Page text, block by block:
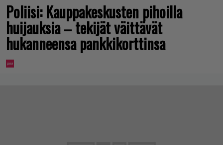
Poliisi: Kauppakeskusten pihoilla
huijauksia – tekijät väittävät
hukanneensa pankkikorttinsa